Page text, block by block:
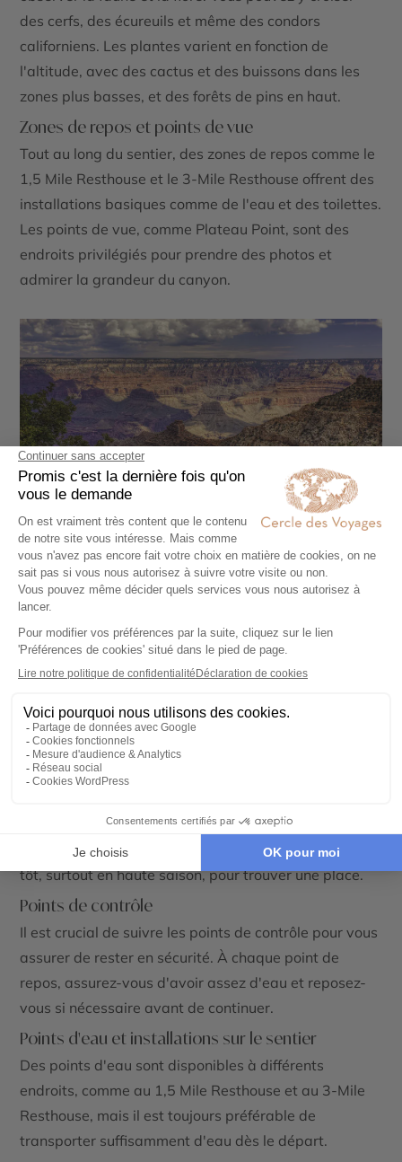
des cerfs, des écureuils et même des condors
californiens. Les plantes varient en fonction de
l'altitude, avec des cactus et des buissons dans les
zones plus basses, et des forêts de pins en haut.
Zones de repos et points de vue
Tout au long du sentier, des zones de repos comme le
1,5 Mile Resthouse et le 3-Mile Resthouse offrent des
installations basiques comme de l'eau et des toilettes.
Les points de vue, comme Plateau Point, sont des
endroits privilégiés pour prendre des photos et
admirer la grandeur du canyon.
Diversité de la flore, Grand Canyon, Arizona
Guide pas à pas sur le
Bright Angel Trail
Commencer le sentier : accès et parking
Le départ duBright Angel Trail
bâtisse datant de 1904), auSouth Rim. Le parking est
disponible à proximité, mais il est conseillé d'arriver
tôt, surtout en haute saison, pour trouver une place.
Points de contrôle
Il est crucial de suivre les points de contrôle pour vous
assurer de rester en sécurité. À chaque point de
repos, assurez-vous d'avoir assez d'eau et reposez-
vous si nécessaire avant de continuer.
Points d'eau et installations sur le sentier
Des points d'eau sont disponibles à différents
endroits, comme au 1,5 Mile Resthouse et au 3-Mile
Resthouse, mais il est toujours préférable de
transporter suffisamment d'eau dès le départ.